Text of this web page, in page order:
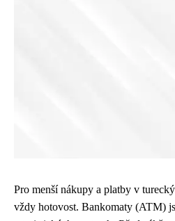
Pro menší nákupy a platby v
vždy hotovost. Bankomaty (ATM)